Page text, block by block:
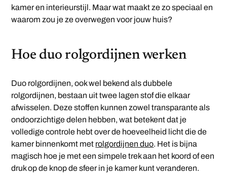
kamer en interieurstijl. Maar wat maakt ze zo speciaal en
waarom zou je ze overwegen voor jouw huis?
Hoe duo rolgordijnen werken
Duo rolgordijnen, ook wel bekend als dubbele
rolgordijnen, bestaan uit twee lagen stof die elkaar
afwisselen. Deze stoffen kunnen zowel transparante als
ondoorzichtige delen hebben, wat betekent dat je
volledige controle hebt over de hoeveelheid licht die de
kamer binnenkomt met rolgordijnen duo. Het is bijna
magisch hoe je met een simpele trek aan het koord of een
druk op de knop de sfeer in je kamer kunt veranderen.